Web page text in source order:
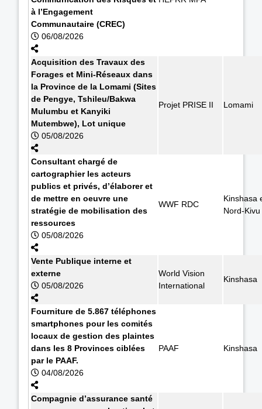
à l’Engagement
Communautaire (CREC)
06/08/2026
Acquisition des Travaux des
Forages et Mini-Réseaux dans
la Province de la Lomami (Sites
de Pengye, Tshileu/Bakwa
Mulumbu et Kanyiki
Mutembwe), Lot unique
05/08/2026
Projet PRISE II Lomami
Consultant chargé de
cartographier les acteurs
publics et privés, d’élaborer et
de mettre en oeuvre une
stratégie de mobilisation des
ressources
05/08/2026
WWF RDC
Kinshasa
Nord-Kivu
Vente Publique interne et
externe
05/08/2026
World Vision
International
Kinshasa
Fourniture de 5.867 téléphones
smartphones pour les comités
locaux de gestion des plaintes
dans les 8 Provinces ciblées
par le PAAF.
04/08/2026
PAAF Kinshasa
Compagnie d’assurance santé